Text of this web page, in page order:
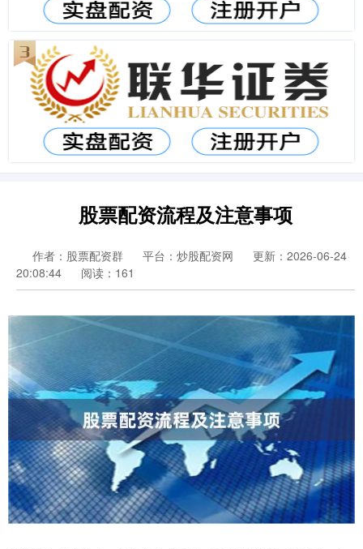
股票配资流程及注意事项
作者：股票配资群 平台：炒股配资网
更新：2026-06-24
20:08:44
阅读：161